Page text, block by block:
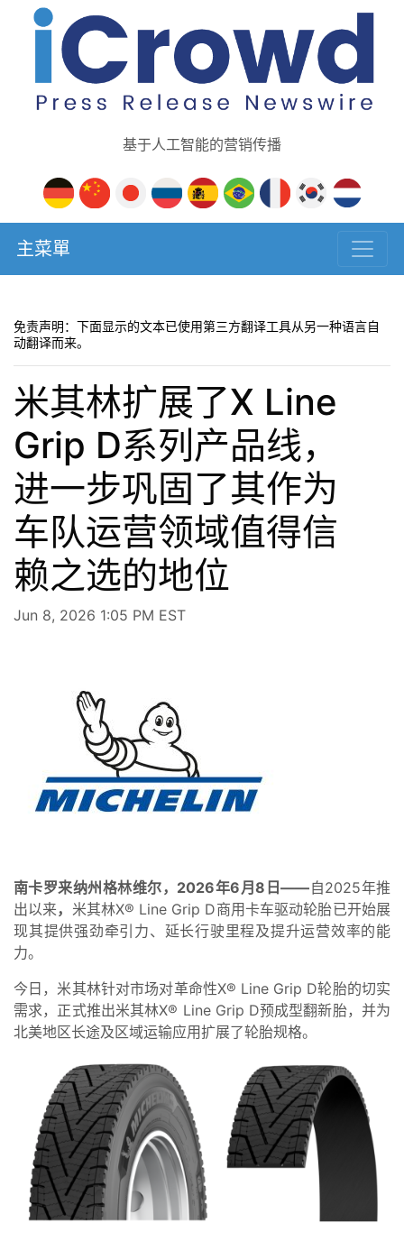
基于人工智能的营销传播
主菜單
免责声明：下面显示的文本已使用第三方翻译工具从另一种语言自
动翻译而来。
米其林扩展了X Line
Grip D系列产品线，
进一步巩固了其作为
车队运营领域值得信
赖之选的地位
Jun 8, 2026 1:05 PM EST
南卡罗来纳州格林维尔，2026年6月8日——自2025年推
出以来， 米其林X® Line Grip D商用卡车驱动轮胎已开始展
现其提供强劲牵引力、延长行驶里程及提升运营效率的能
力。
今日，米其林针对市场对革命性X® Line Grip D轮胎的切实
需求，正式推出米其林X® Line Grip D预成型翻新胎，并为
北美地区长途及区域运输应用扩展了轮胎规格。